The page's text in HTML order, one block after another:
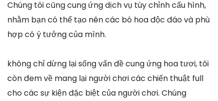
Chúng tôi cũng cung ứng dịch vụ tùy chỉnh cấu hình,
nhằm bạn có thể tạo nên các bó hoa độc đáo và phù
hợp có ý tưởng của mình.
không chỉ dừng lại sống vấn đề cung ứng hoa tươi, tôi
còn đem về mang lại người chơi các chiến thuật full
cho các sự kiện đặc biệt của người chơi. Chúng